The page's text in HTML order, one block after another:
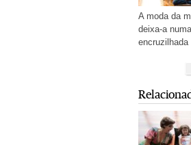
A moda da
deixa-a numa
encruzilhada